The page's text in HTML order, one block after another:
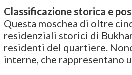
Classificazione storica e
Questa moschea di oltre
residenziali storici di
residenti del quartiere.
interne, che rappresentano